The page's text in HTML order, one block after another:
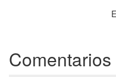
Ed.=Em2 de
Comentarios